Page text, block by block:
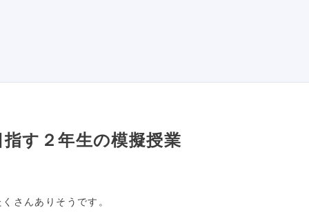
指す２年生の模擬授業
さんありそうです。